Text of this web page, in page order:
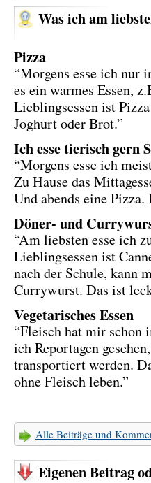
Was ich am
Pizza
“Morgens esse ich nur
es ein warmes Essen,
Lieblingsessen ist
Joghurt oder Brot.”
Ich esse tierisch gern
“Morgens esse ich
Zu Hause das
Und abends eine
Döner- und
“Am liebsten esse ich
Lieblingsessen ist
nach der Schule, kann
Currywurst. Das ist
Vegetarisches Essen
“Fleisch hat mir schon
ich Reportagen
transportiert werden.
ohne Fleisch leben.”
Alle Beiträge und
Eigenen Beitrag